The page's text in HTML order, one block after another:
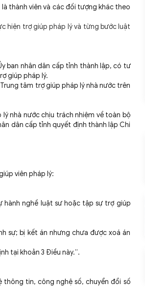
thành viên và các đối tượng khác theo
hiện trợ giúp pháp lý và từng bước luật
ban nhân dân cấp tỉnh thành lập, có tư
giúp pháp lý.
tâm trợ giúp pháp lý nhà nước trên
nhà nước chịu trách nhiệm về toàn bộ
dân cấp tỉnh quyết định thành lập Chi
viên pháp lý:
nghề luật sư hoặc tập sự trợ giúp
sự; bị kết án nhưng chưa được xoá án
tại khoản 3 Điều này.”.
tin, công nghệ số, chuyển đổi số